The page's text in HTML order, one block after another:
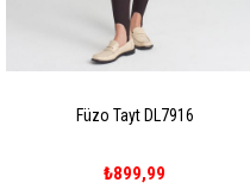
Tayt DL7916